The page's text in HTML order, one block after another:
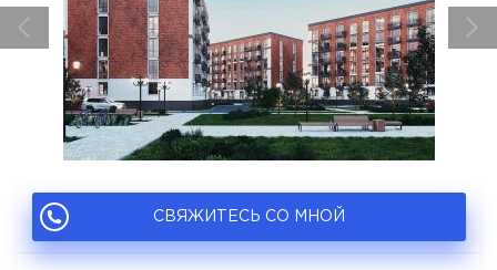
СВЯЖИТЕСЬ СО МНОЙ